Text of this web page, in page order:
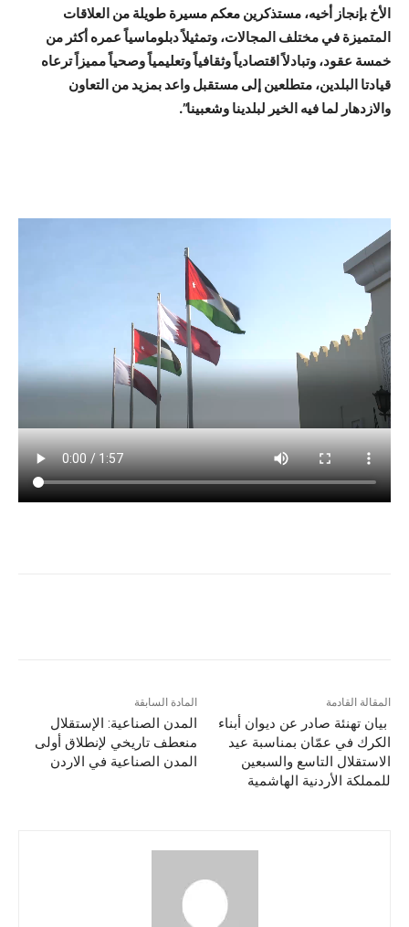
الأخ بإنجاز أخيه، مستذكرين معكم مسيرة طويلة من العلاقات
المتميزة في مختلف المجالات، وتمثيلاً دبلوماسياً عمره أكثر من
خمسة عقود، وتبادلاً اقتصادياً وثقافياً وتعليمياً وصحياً مميزاً ترعاه
قيادتا البلدين، متطلعين إلى مستقبل واعد بمزيد من التعاون
والازدهار لما فيه الخير لبلدينا وشعبينا”.
المادة السابقة
المدن الصناعية: الإستقلال
منعطف تاريخي لإنطلاق أولى
المدن الصناعية في الاردن
المقالة القادمة
بيان تهنئة صادر عن ديوان أبناء
الكرك في عمّان بمناسبة عيد
الاستقلال التاسع والسبعين
للمملكة الأردنية الهاشمية